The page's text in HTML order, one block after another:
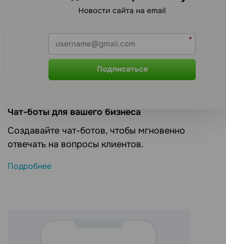
Чат-боты для вашего бизнеса
Создавайте чат-ботов, чтобы мгновенно
отвечать на вопросы клиентов.
Подробнее